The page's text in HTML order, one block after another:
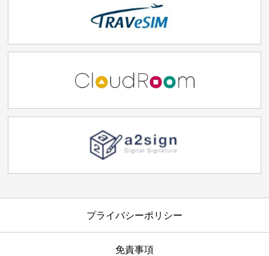
プライバシーポリシー
免責事項